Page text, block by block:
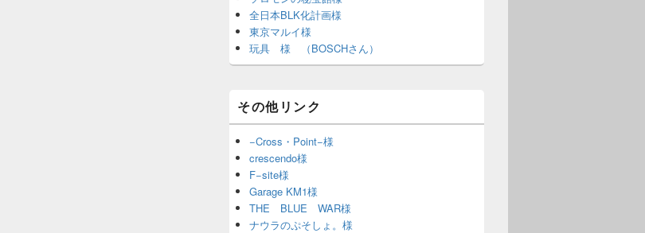
全日本BLK化計画様
東京マルイ様
玩具 様 （BOSCHさん）
その他リンク
−Cross・Point−様
crescendo様
F−site様
Garage KM1様
THE BLUE WAR様
ナウラのぷそしょ。様